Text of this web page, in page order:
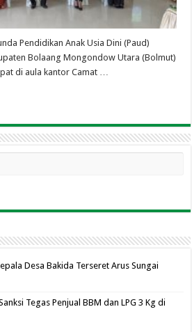
Pendidikan Anak Usia Dini (Paud)
Bolaang Mongondow Utara (Bolmut)
di aula kantor Camat …
Desa Bakida Terseret Arus Sungai
Tegas Penjual BBM dan LPG 3 Kg di